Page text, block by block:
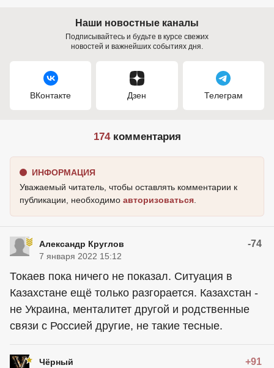
Наши новостные каналы
Подписывайтесь и будьте в курсе свежих
новостей и важнейших событиях дня.
ВКонтакте Дзен Телеграм
174комментария
ИНФОРМАЦИЯ
Уважаемый читатель, чтобы оставлять комментарии к
публикации, необходимо авторизоваться
Александр Круглов -74
7 января 2022 15:12
Токаев пока ничего не показал. Ситуация в
Казахстане ещё только разгорается. Казахстан -
не Украина, менталитет другой и родственные
связи с Россией другие, не такие тесные.
Чёрный +91